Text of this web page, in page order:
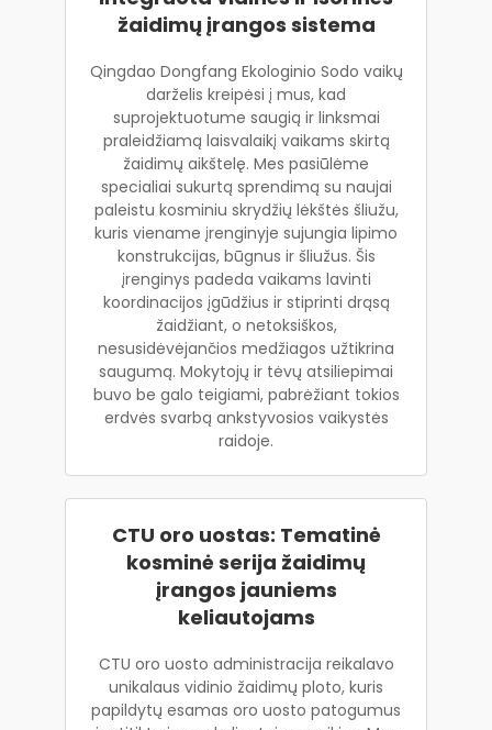
žaidimų įrangos sistema
Qingdao Dongfang Ekologinio Sodo vaikų
darželis kreipėsi į mus, kad
suprojektuotume saugią ir linksmai
praleidžiamą laisvalaikį vaikams skirtą
žaidimų aikštelę. Mes pasiūlėme
specialiai sukurtą sprendimą su naujai
paleistu kosminiu skrydžių lėkštės šliužu,
kuris viename įrenginyje sujungia lipimo
konstrukcijas, būgnus ir šliužus. Šis
įrenginys padeda vaikams lavinti
koordinacijos įgūdžius ir stiprinti drąsą
žaidžiant, o netoksiškos,
nesusidėvėjančios medžiagos užtikrina
saugumą. Mokytojų ir tėvų atsiliepimai
buvo be galo teigiami, pabrėžiant tokios
erdvės svarbą ankstyvosios vaikystės
raidoje.
CTU oro uostas: Tematinė
kosminė serija žaidimų
įrangos jauniems
keliautojams
CTU oro uosto administracija reikalavo
unikalaus vidinio žaidimų ploto, kuris
papildytų esamas oro uosto patogumus